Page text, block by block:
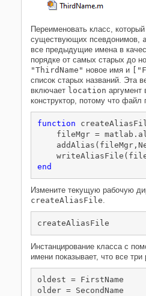
Переименовать класс,
существующих псевдонимов,
все предыдущие имена в
порядке от самых старых до
"ThirdName" новое имя и
список старых названий. Эта
включает location аргумент
конструктор, потому что
function
fileMgr =
end
Измените текущую рабочую
createAliasFile.
createAliasFile
Инстанцирование класса с
имени показывает, что все три
oldest = FirstName
older = SecondName